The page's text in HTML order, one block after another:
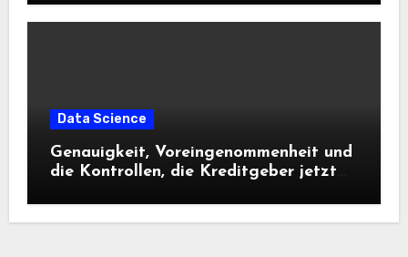
Data Science
Genauigkeit, Voreingenommenheit und
die Kontrollen, die Kreditgeber jetzt